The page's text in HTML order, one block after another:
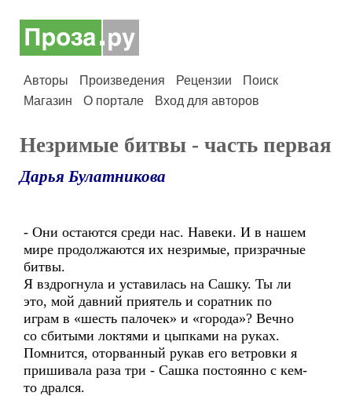
Авторы Произведения Рецензии
Поиск
Магазин
О портале Вход для авторов
Незримые битвы - часть первая
Дарья Булатникова
- Они остаются среди нас. Навеки. И в нашем
мире продолжаются их незримые, призрачные
битвы.
Я вздрогнула и уставилась на Сашку. Ты ли
это, мой давний приятель и соратник по
играм в «шесть палочек» и «города»? Вечно
со сбитыми локтями и цыпками на руках.
Помнится, оторванный рукав его ветровки я
пришивала раза три - Сашка постоянно с кем-
то дрался.